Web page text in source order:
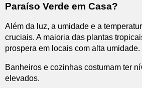
Paraíso Verde em Casa?
Além da luz, a umidade e a
cruciais. A maioria das plantas
prospera em locais com alta umidade.
Banheiros e cozinhas costumam ter
elevados.